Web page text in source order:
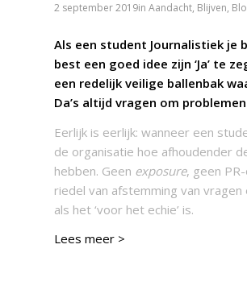
2 september 2019in Aandacht, Blijven,
Als een student Journalistiek je
best een goed idee zijn ‘Ja’ te
een redelijk veilige ballenbak
Da’s altijd vragen om problemen
Eerlijk is eerlijk: wanneer een
de organisatie hoe afhoudender
hebben. Geen exposure, geen
riedel van afstemming van
als het ‘voor het echie’ is.
Lees meer >